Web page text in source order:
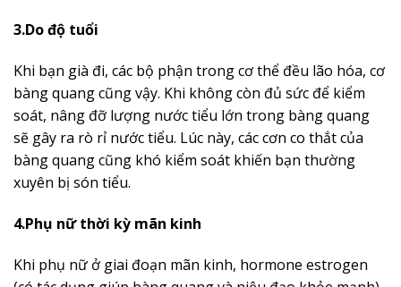
3.Do độ tuổi
Khi bạn già đi, các bộ phận trong cơ thể đều lão hóa, cơ
bàng quang cũng vậy. Khi không còn đủ sức để kiểm
soát, nâng đỡ lượng nước tiểu lớn trong bàng quang
sẽ gây ra rò rỉ nước tiểu. Lúc này, các cơn co thắt của
bàng quang cũng khó kiểm soát khiến bạn thường
xuyên bị són tiểu.
4.Phụ nữ thời kỳ mãn kinh
Khi phụ nữ ở giai đoạn mãn kinh, hormone estrogen